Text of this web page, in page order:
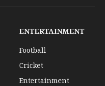
ENTERTAINMENT
Football
Cricket
Entertainment